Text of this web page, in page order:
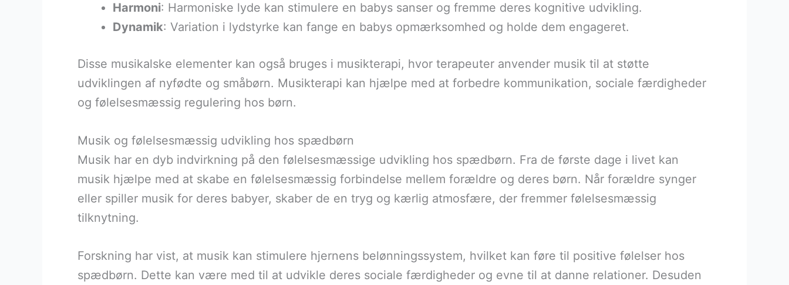
Harmoni: Harmoniske lyde kan stimulere en babys sanser og fremme deres kognitive udvikling.
Dynamik: Variation i lydstyrke kan fange en babys opmærksomhed og holde dem engageret.
Disse musikalske elementer kan også bruges i musikterapi, hvor terapeuter anvender musik til at støtte
udviklingen af nyfødte og småbørn. Musikterapi kan hjælpe med at forbedre kommunikation, sociale færdigheder
og følelsesmæssig regulering hos børn.
Musik og følelsesmæssig udvikling hos spædbørn
Musik har en dyb indvirkning på den følelsesmæssige udvikling hos spædbørn. Fra de første dage i livet kan
musik hjælpe med at skabe en følelsesmæssig forbindelse mellem forældre og deres børn. Når forældre synger
eller spiller musik for deres babyer, skaber de en tryg og kærlig atmosfære, der fremmer følelsesmæssig
tilknytning.
Forskning har vist, at musik kan stimulere hjernens belønningssystem, hvilket kan føre til positive følelser hos
spædbørn. Dette kan være med til at udvikle deres sociale færdigheder og evne til at danne relationer. Desuden